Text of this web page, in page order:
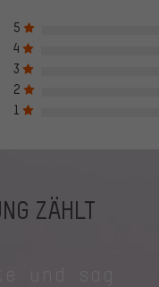
5
4
3
2
1
ZÄHLT